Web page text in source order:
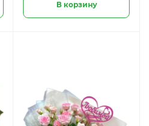
В корзину